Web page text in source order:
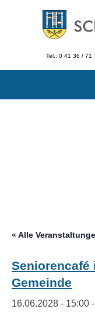
Tel.: 0 41 36 / 71
« Alle
Seniorencafé
Gemeinde
16.06.2028 - 15:00 -